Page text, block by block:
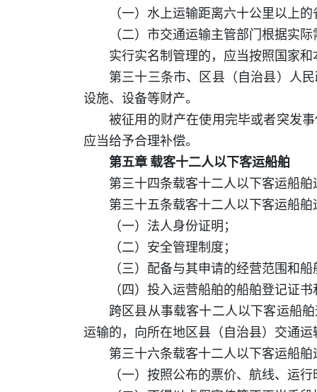
（一）水上运输距离六十公里以上
（二）市交通运输主管部门根据实
实行实名制管理的，应当按照国家
第三十三条市、区县（自治县）人
设施、设备等财产。
被征用的财产在使用完毕或者突发
应当给予合理补偿。
第五章 载客十二人以下客运船舶
第三十四条载客十二人以下客运船
第三十五条载客十二人以下客运船
（一）法人身份证明；
（二）安全管理制度；
（三）配备与其申请的经营范围和
（四）投入运营船舶的船舶登记证
跨区县从事载客十二人以下客运船
运输的，向所在地区县（自治县）交通
第三十六条载客十二人以下客运船
（一）按照公布的票价、航线、运